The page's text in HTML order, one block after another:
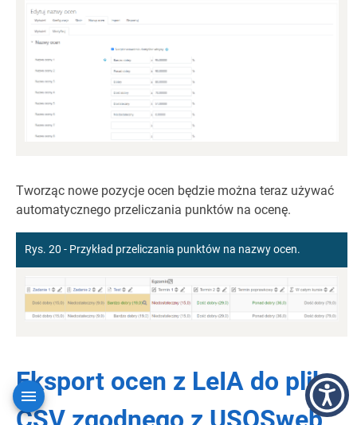
Tworząc nowe pozycje ocen będzie można teraz używać
automatycznego przeliczania punktów na ocenę.
Rys. 20 - Przykład przeliczania punktów na nazwy ocen.
Eksport ocen z LeIA do pliku